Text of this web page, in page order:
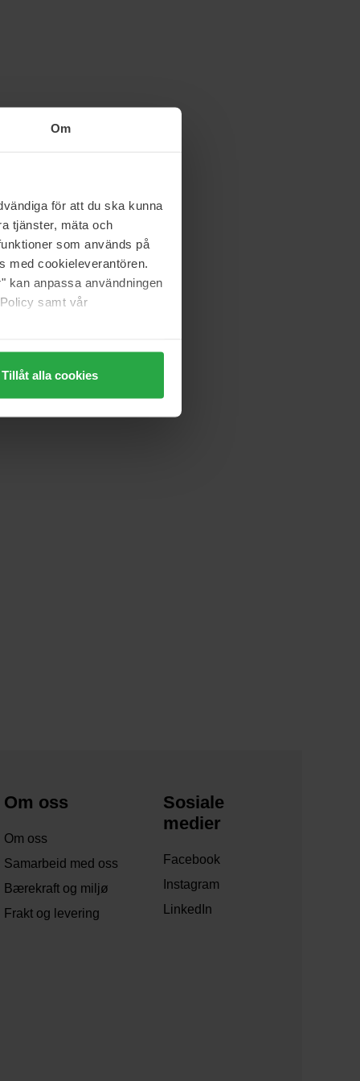
Om
för att du ska kunna
tjänster, mäta och
som används på
med cookieleverantören.
kan anpassa användningen
samt vår
Tillåt alla cookies
Om oss
Om oss
Samarbeid med oss
Bærekraft og miljø
Frakt og levering
Sosiale
medier
Facebook
Instagram
LinkedIn